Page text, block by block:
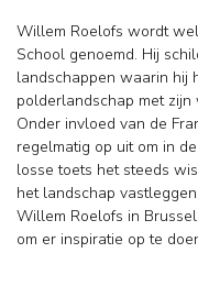
Willem Roelofs wordt
School genoemd. Hij
landschappen waarin hij
polderlandschap met
Onder invloed van de
regelmatig op uit om in
losse toets het steeds
het landschap
Willem Roelofs in
om er inspiratie op te